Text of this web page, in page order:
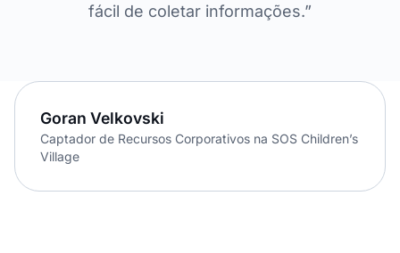
fácil de coletar informações.”
Goran Velkovski
Captador de Recursos Corporativos na SOS Children’s
Village